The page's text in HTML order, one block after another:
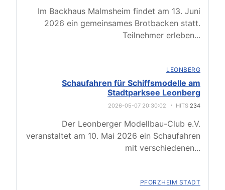
Im Backhaus Malmsheim findet am 13. Juni
2026 ein gemeinsames Brotbacken statt.
Teilnehmer erleben...
LEONBERG
Schaufahren für Schiffsmodelle am
Stadtparksee Leonberg
2026-05-07 20:30:02 HITS 234
Der Leonberger Modellbau-Club e.V.
veranstaltet am 10. Mai 2026 ein Schaufahren
mit verschiedenen...
PFORZHEIM STADT